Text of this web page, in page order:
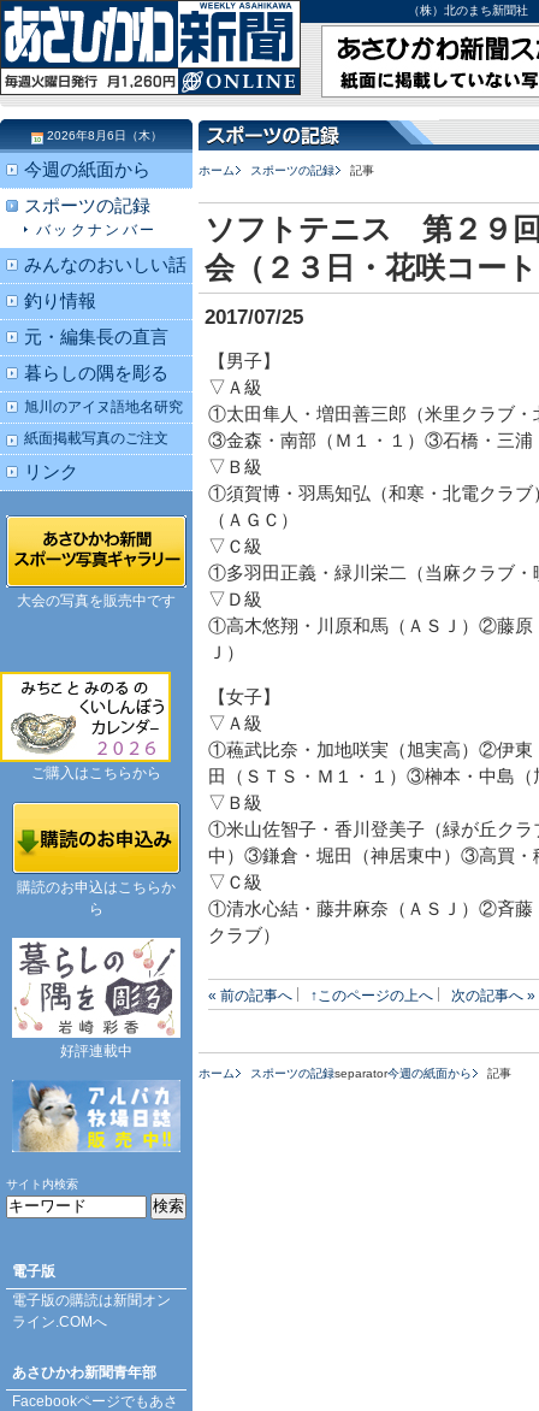
（株）北のまち新聞
ホーム スポーツの記録 記事
ソフトテニス 第２９
会（２３日・花咲コー
2017/07/25
【男子】
▽Ａ級
①太田隼人・増田善三郎（米里クラブ
③金森・南部（Ｍ１・１）③石橋・三浦
▽Ｂ級
①須賀博・羽馬知弘（和寒・北電クラ
（ＡＧＣ）
▽Ｃ級
①多羽田正義・緑川栄二（当麻クラブ
▽Ｄ級
①高木悠翔・川原和馬（ＡＳＪ）②藤
Ｊ）
【女子】
▽Ａ級
①蘓武比奈・加地咲実（旭実高）②伊
田（ＳＴＳ・Ｍ１・１）③榊本・中島（
▽Ｂ級
①米山佐智子・香川登美子（緑が丘ク
中）③鎌倉・堀田（神居東中）③高買・
▽Ｃ級
①清水心結・藤井麻奈（ＡＳＪ）②斉
クラブ）
« 前の記事へ ↑このページの上へ 次の記事へ »
ホーム スポーツの記録separator今週の紙面から 記事
2026年8月6日（木）
今週の紙面から
スポーツの記録
バックナンバー
みんなのおいしい話
釣り情報
元・編集長の直言
暮らしの隅を彫る
旭川のアイヌ語地名研究
紙面掲載写真のご注文
リンク
大会の写真を販売中です
ご購入はこちらから
購読のお申込はこちらか
ら
好評連載中
サイト内検索
電子版
電子版の購読は新聞オン
ライン.COMへ
あさひかわ新聞青年部
Facebookページでもあさ